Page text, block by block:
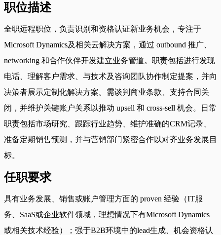
职位描述
全职远程职位，负责识别和资格认证新业务机会，专注于
Microsoft Dynamics及相关云解决方案，通过 outbound 推广、
networking 和合作伙伴开发建立业务管道。职责包括进行发现
电话、理解客户需求、与技术及咨询团队协作制定提案，并向
决策者展示定制化解决方案。需谈判商业条款、支持合同关
闭，并维护关键账户关系以推动 upsell 和 cross-sell 机会。日常
职责包括市场研究、跟踪行业趋势、维护准确的CRM记录、
准备定期销售预测，并与营销部门紧密合作以对齐业务发展目
标。
任职要求
具有业务发展、销售或账户管理方面的 proven 经验（IT服
务、SaaS或企业软件领域，理想情况下有Microsoft Dynamics
或相关技术经验）；强于B2B环境中的lead生成、机会资格认